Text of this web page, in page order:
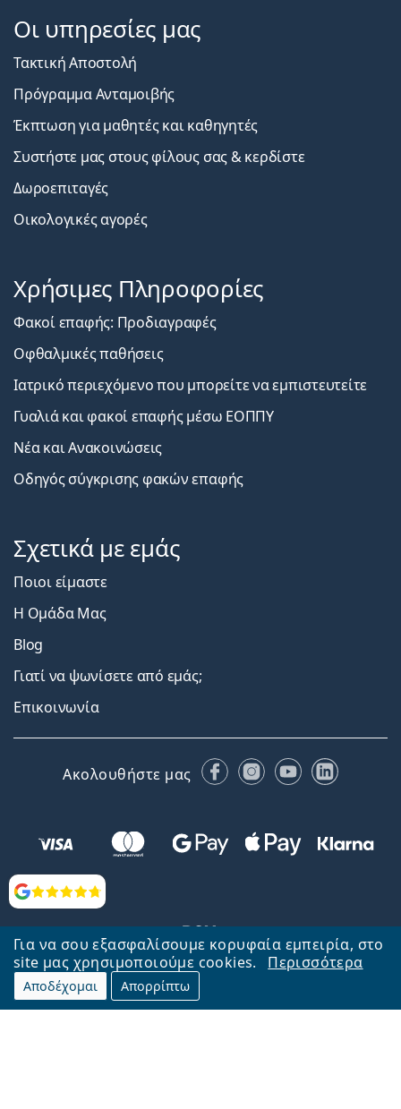
Για να σου εξασφαλίσουμε κορυφαία εμπειρία, στο
site μας χρησιμοποιούμε cookies.
Περισσότερα
Αποδέχομαι Απορρίπτω
Αξιολογήσεις
Οι υπηρεσίες μας
Τακτική Αποστολή
Πρόγραμμα Ανταμοιβής
Έκπτωση για μαθητές και καθηγητές
Συστήστε μας στους φίλους σας & κερδίστε
Δωροεπιταγές
Οικολογικές αγορές
Χρήσιμες Πληροφορίες
Φακοί επαφής: Προδιαγραφές
Οφθαλμικές παθήσεις
Ιατρικό περιεχόμενο που μπορείτε να εμπιστευτείτε
Γυαλιά και φακοί επαφής μέσω ΕΟΠΠΥ
Νέα και Ανακοινώσεις
Οδηγός σύγκρισης φακών επαφής
Σχετικά με εμάς
Ποιοι είμαστε
Η Ομάδα Μας
Blog
Γιατί να ψωνίσετε από εμάς;
Επικοινωνία
Ακολουθήστε μας FacebookInstagram
YouTubeLinkedIn
Επιστροφή στην αρχική σελίδα